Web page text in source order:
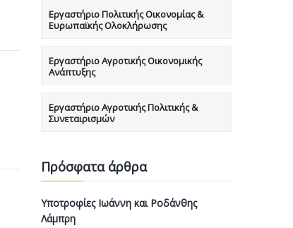
Εργαστήριο Πολιτικής Οικονομίας &
Ευρωπαϊκής Ολοκλήρωσης
Εργαστήριο Αγροτικής Οικονομικής
Ανάπτυξης
Εργαστήριο Αγροτικής Πολιτικής &
Συνεταιρισμών
Πρόσφατα άρθρα
Υποτροφίες Ιωάννη και Ροδάνθης
Λάμπρη